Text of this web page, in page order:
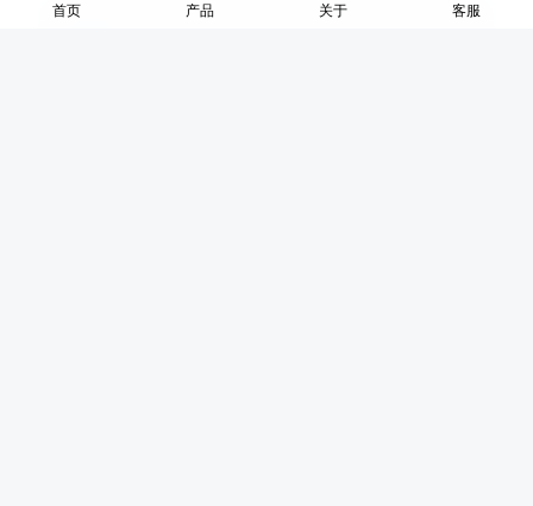
首页 产品 关于 客服